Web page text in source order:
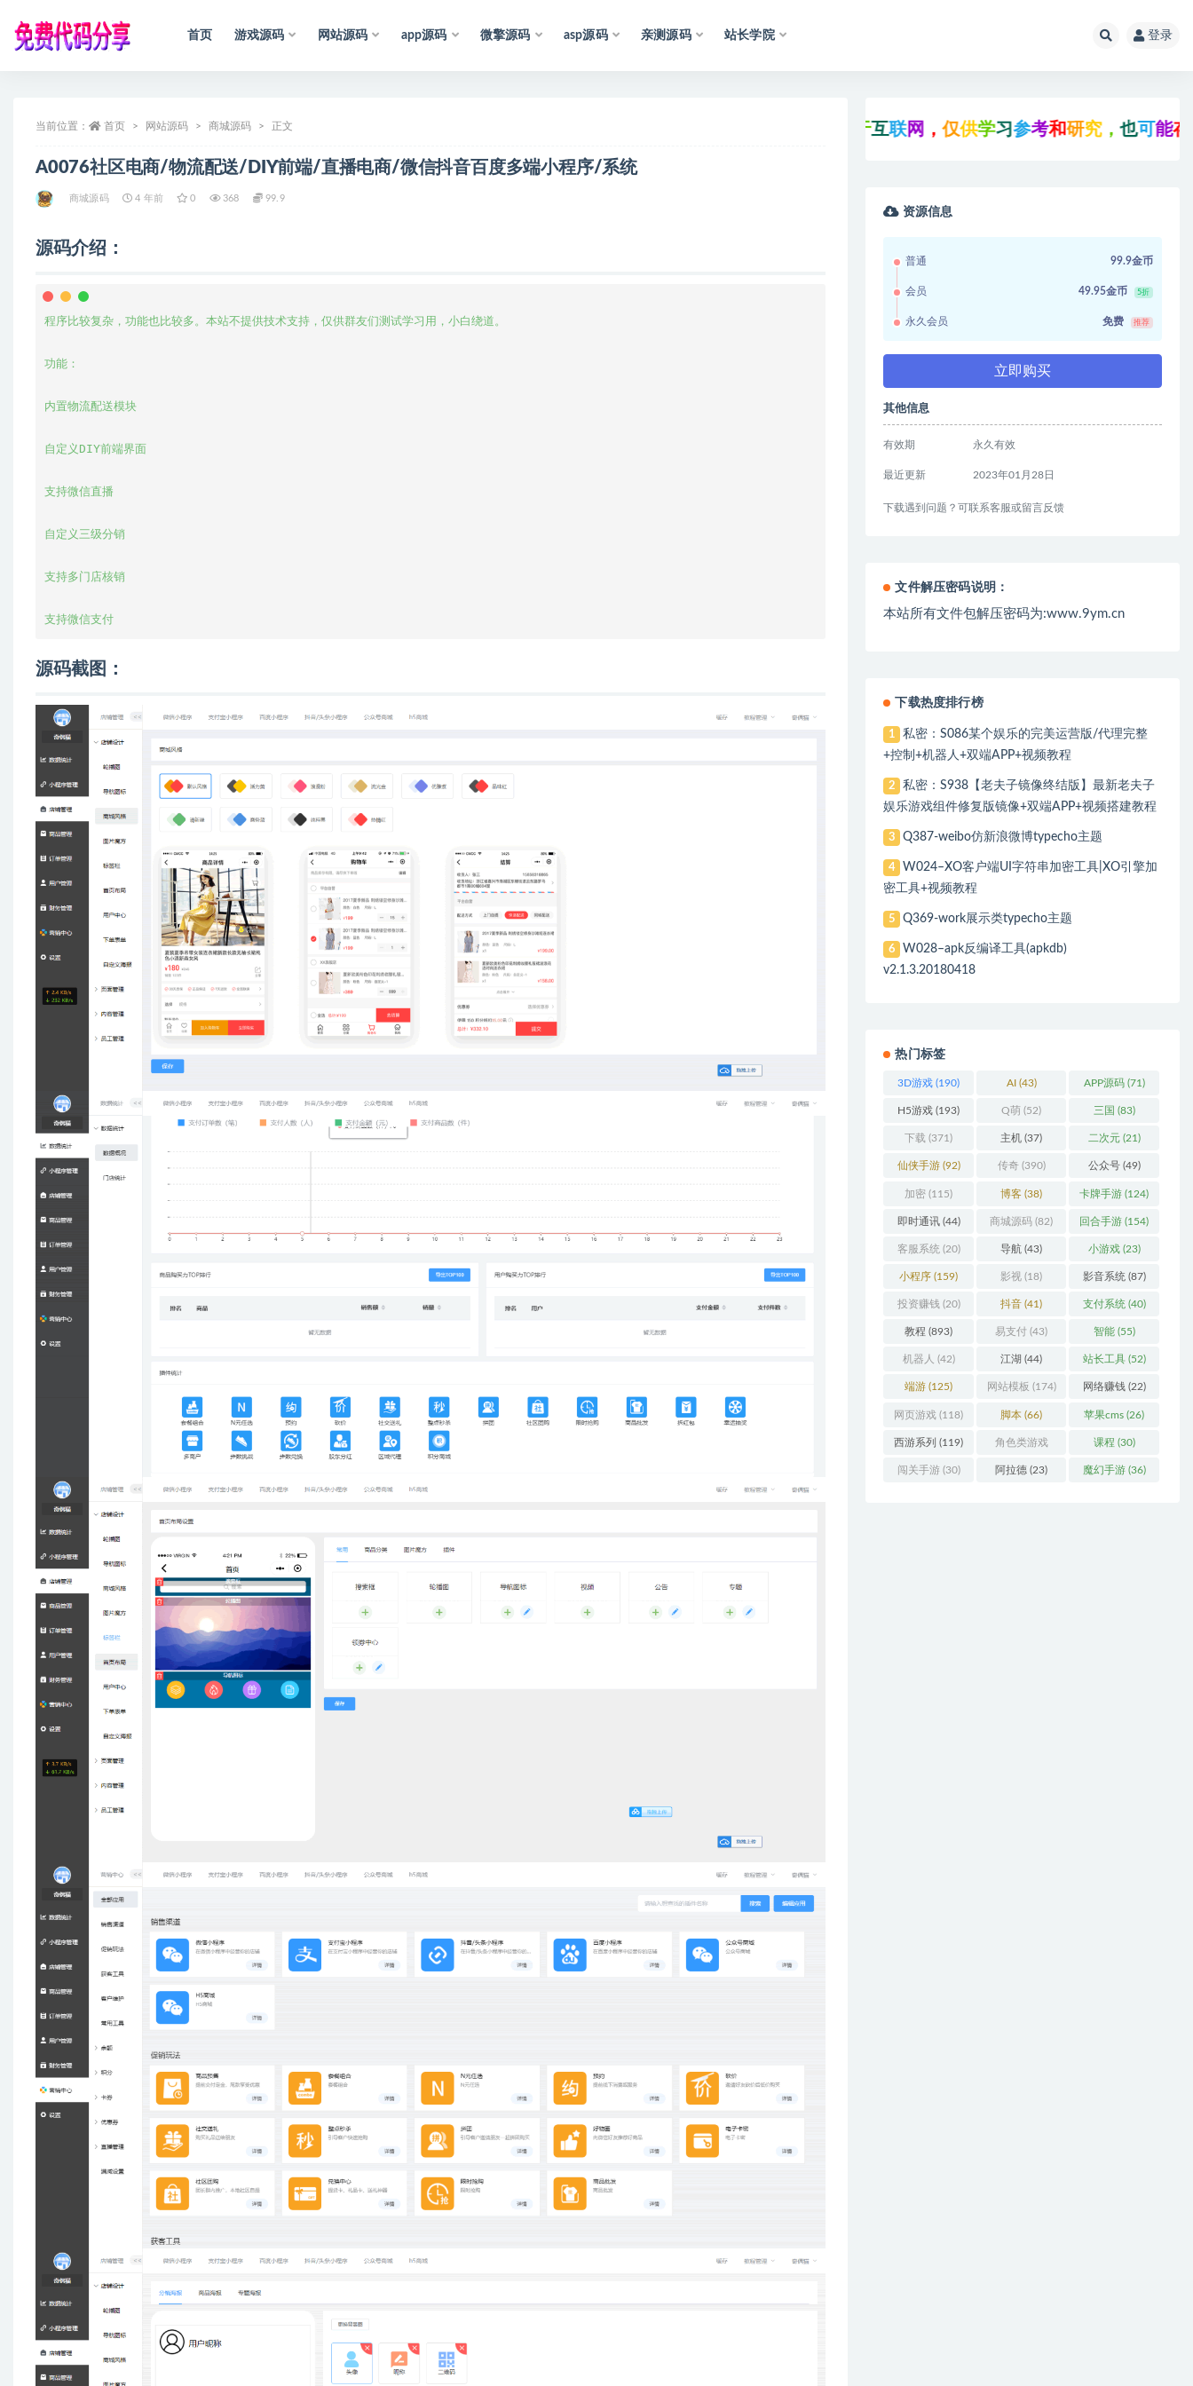
首页 游戏源码 网站源码 app源码 微擎源码 asp源码 亲测源码 站长学院 登录
当前位置： 首页 网站源码 商城源码 正文
A0076社区电商/物流配送/DIY前端/直播电商/微信抖音百度多端小程序/系统
商城源码 4 年前 0 368 99.9
源码介绍：
程序比较复杂，功能也比较多。本站不提供技术支持，仅供群友们测试学习用，小白绕道。
功能：
内置物流配送模块
自定义DIY前端界面
支持微信直播
自定义三级分销
支持多门店核销
支持微信支付
源码截图：
网，仅供 学 习参考和研究，也可能 存在 未知
资源信息
普通 99.9金币
会员 49.95金币 5折
永久会员 免费 推荐
立即购买
其他信息
有效期 永久有效
最近更新 2023年01月28日
下载遇到问题？可联系客服或留言反馈
文件解压密码说明：
本站所有文件包解压密码为:www.9ym.cn
下载热度排行榜
1
私密：S086某个娱乐的完美运营版/代理完整
+控制+机器人+双端APP+视频教程
2
私密：S938【老夫子镜像终结版】最新老夫子
娱乐游戏组件修复版镜像+双端APP+视频搭建教程
3 Q387-weibo仿新浪微博typecho主题
4
W024–XO客户端UI字符串加密工具|XO引擎加
密工具+视频教程
5 Q369-work展示类typecho主题
6
W028–apk反编译工具(apkdb)
v2.1.3.20180418
热门标签
3D游戏 (190) AI(43) APP源码(71)
H5游戏 (193) Q萌 (52) 三国 (83)
下载 (371) 主机 (37) 二次元(21)
仙侠手游(92) 传奇(390) 公众号(49)
加密 (115) 博客 (38) 卡牌手游 (124)
即时通讯(44) 商城源码 (82) 回合手游 (154)
客服系统 (20) 导航 (43) 小游戏(23)
小程序 (159) 影视 (18) 影音系统 (87)
投资赚钱 (20) 抖音 (41) 支付系统 (40)
教程 (893) 易支付 (43) 智能(55)
机器人 (42) 江湖 (44) 站长工具(52)
端游 (125) 网站模板 (174) 网络赚钱(22)
网页游戏 (118) 脚本 (66) 苹果cms (26)
西游系列 (119) 角色类游戏
(306)
课程 (30)
闯关手游(30) 阿拉德 (23) 魔幻手游(36)